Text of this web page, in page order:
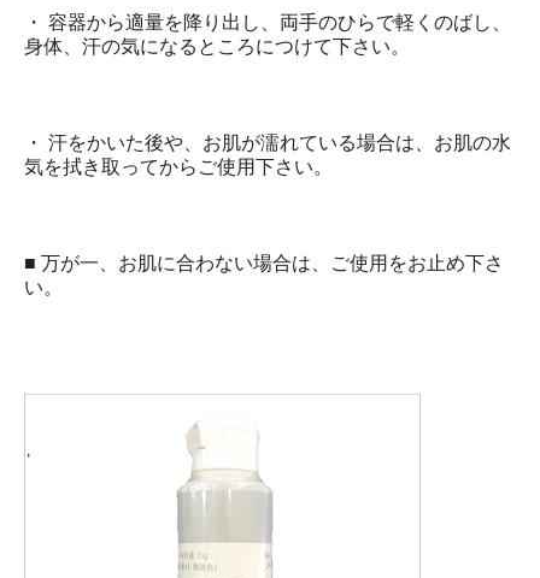
・ 容器から適量を降り出し、両手のひらで軽くのばし、
身体、汗の気になるところにつけて下さい。
・ 汗をかいた後や、お肌が濡れている場合は、お肌の水
気を拭き取ってからご使用下さい。
■ 万が一、お肌に合わない場合は、ご使用をお止め下さ
い。